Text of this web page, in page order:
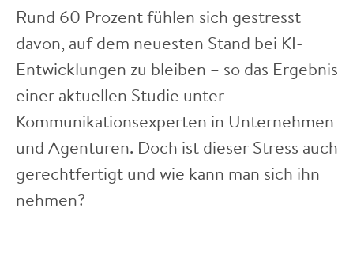
Rund 60 Prozent fühlen sich gestresst
davon, auf dem neuesten Stand bei KI-
Entwicklungen zu bleiben – so das Ergebnis
einer aktuellen Studie unter
Kommunikationsexperten in Unternehmen
und Agenturen. Doch ist dieser Stress auch
gerechtfertigt und wie kann man sich ihn
nehmen?